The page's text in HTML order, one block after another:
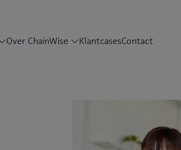
Over ChainWise KlantcasesContact